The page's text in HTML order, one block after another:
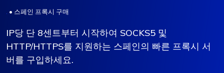
• 스페인 프록시 구매
IP당 단 8센트부터 시작하여 SOCKS5 및
HTTP/HTTPS를 지원하는 스페인의 빠른 프록시 서
버를 구입하세요.